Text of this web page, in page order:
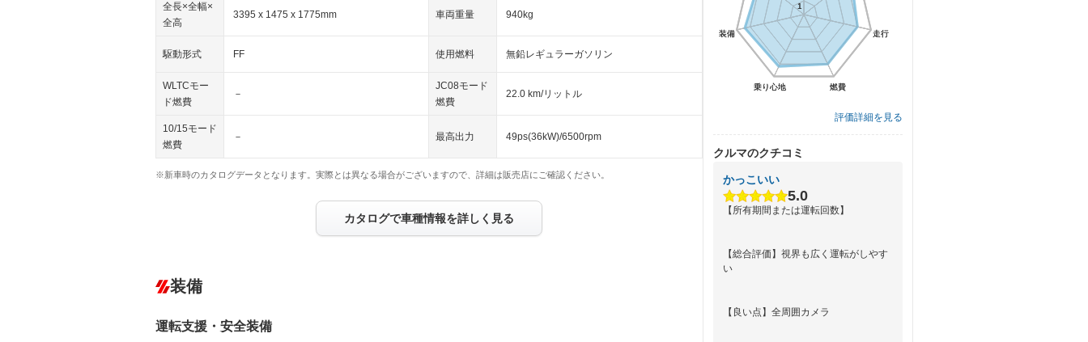
全長×全幅×
全高
3395 x 1475 x 1775mm 車両重量 940kg
駆動形式 FF 使用燃料 無鉛レギュラーガソリン
WLTCモー
ド燃費
－
JC08モード
燃費
22.0 km/リットル
10/15モード
燃費
－ 最高出力 49ps(36kW)/6500rpm
※新車時のカタログデータとなります。実際とは異なる場合がございますので、詳細は販売店にご確認ください。
カタログで車種情報を詳しく見る
装備
運転支援・安全装備
走行
燃費
乗り心地
装備
1
走行
燃費
乗り心地
装備
1
評価詳細を見る
クルマのクチコミ
かっこいい
5.0
【所有期間または運転回数】
【総合評価】視界も広く運転がしやす
い
【良い点】全周囲カメラ